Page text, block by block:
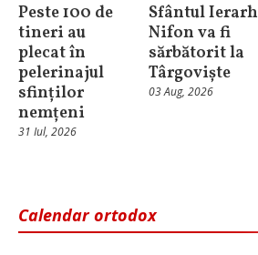
Peste 100 de
tineri au
plecat în
pelerinajul
sfinților
nemțeni
31 Iul, 2026
Sfântul Ierarh
Nifon va fi
sărbătorit la
Târgoviște
03 Aug, 2026
Calendar ortodox